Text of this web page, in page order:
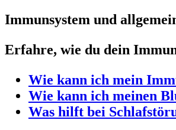
Immunsystem und
Erfahre, wie du dein
Wie kann ich mein
Wie kann ich meinen
Was hilft bei